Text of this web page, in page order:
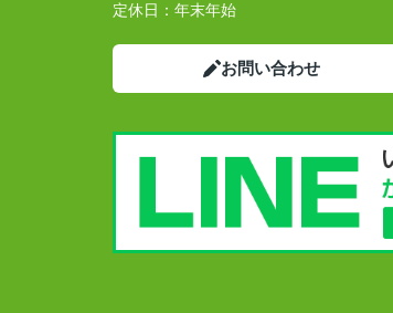
定休日： 年末年始
お問い合わせ